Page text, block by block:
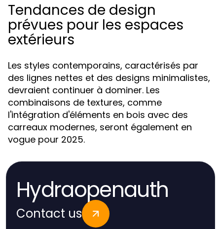
Tendances de design
prévues pour les espaces
extérieurs
Les styles contemporains, caractérisés par
des lignes nettes et des designs minimalistes,
devraient continuer à dominer. Les
combinaisons de textures, comme
l'intégration d'éléments en bois avec des
carreaux modernes, seront également en
vogue pour 2025.
Hydraopenauth
Contact us